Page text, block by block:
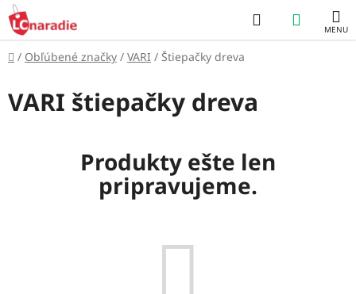
Prejsť
na
obsah
Hľadať
KOŠÍK
Domov
/ Obľúbené značky / VARI / Štiepačky dreva
VARI štiepačky dreva
Produkty ešte len
pripravujeme.